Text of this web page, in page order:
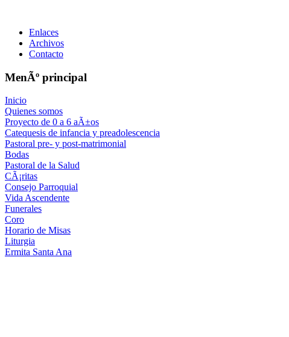
Enlaces
Archivos
Contacto
MenÃº principal
Inicio
Quienes somos
Proyecto de 0 a 6 aÃ±os
Catequesis de infancia y preadolescencia
Pastoral pre- y post-matrimonial
Bodas
Pastoral de la Salud
CÃ¡ritas
Consejo Parroquial
Vida Ascendente
Funerales
Coro
Horario de Misas
Liturgia
Ermita Santa Ana